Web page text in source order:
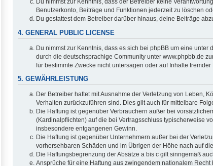
Du nimmst zur Kenntnis, dass der Betreiber keine
Benutzerkonto, Beiträge und Funktionen jederzeit zu löschen
Du gestattest dem Betreiber darüber hinaus, deine Beiträge
4. GENERAL PUBLIC LICENSE
Du nimmst zur Kenntnis, dass es sich bei phpBB um eine unter
durch die deutschsprachige Community unter www.phpbb.de
für bestimmte Zwecke nicht untersagen oder auf Inhalte fremder
5. GEWÄHRLEISTUNG
Der Betreiber haftet mit Ausnahme der Verletzung von Leben,
Verhalten zurückzuführen sind. Dies gilt auch für mittelbare
Die Haftung ist gegenüber Verbrauchern außer bei
(Kardinalpflichten) auf die bei Vertragsschluss typischerweise
insbesondere entgangenen Gewinn.
Die Haftung ist gegenüber Unternehmern außer bei der
vorhersehbaren Schäden und im Übrigen der Höhe nach auf
Die Haftungsbegrenzung der Absätze a bis c gilt sinngemäß
Ansprüche für eine Haftung aus zwingendem nationalem Recht